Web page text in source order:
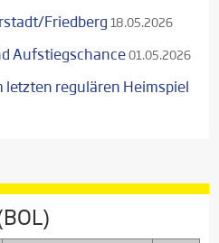
Friedberg 18.05.2026
Aufstiegschance01.05.2026
letzten regulären Heimspiel